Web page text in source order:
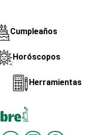
Cumpleaños
Horóscopos
Herramientas